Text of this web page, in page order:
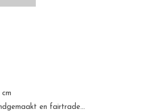
en fairtrade...